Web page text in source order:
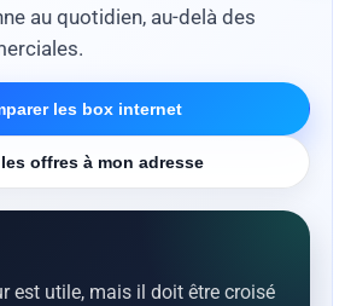
au quotidien, au-delà des
les box internet
offres à mon adresse
est utile, mais il doit être croisé